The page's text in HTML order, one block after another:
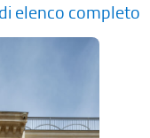
elenco completo